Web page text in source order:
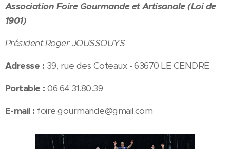
Association Foire Gourmande et Artisanale (Loi de
1901)
Président Roger JOUSSOUYS
Adresse : 39, rue des Coteaux - 63670 LE CENDRE
Portable : 06.64.31.80.39
E-mail : foire.gourmande@gmail.com